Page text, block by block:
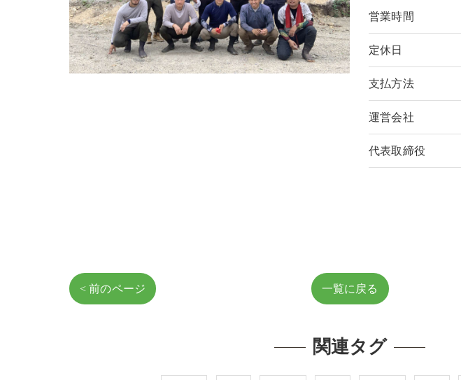
営業時間
定休日
支払方法
運営会社
代表取締役
< 前のページ 一覧に戻る
関連タグ